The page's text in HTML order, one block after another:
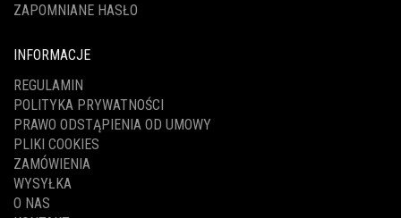
ZAPOMNIANE HASŁO
INFORMACJE
REGULAMIN
POLITYKA PRYWATNOŚCI
PRAWO ODSTĄPIENIA OD UMOWY
PLIKI COOKIES
ZAMÓWIENIA
WYSYŁKA
O NAS